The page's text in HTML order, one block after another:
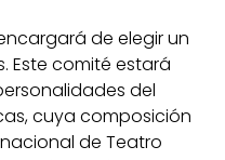
de elegir un
Este comité estará
del
cuya composición
de Teatro